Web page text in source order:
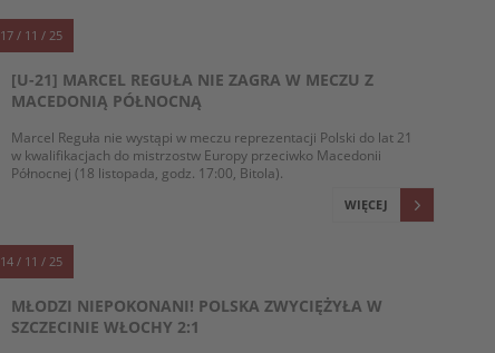
17 / 11 / 25
[U-21] MARCEL REGUŁA NIE ZAGRA W MECZU Z
MACEDONIĄ PÓŁNOCNĄ
Marcel Reguła nie wystąpi w meczu reprezentacji Polski do lat 21
w kwalifikacjach do mistrzostw Europy przeciwko Macedonii
Północnej (18 listopada, godz. 17:00, Bitola).
WIĘCEJ
14 / 11 / 25
MŁODZI NIEPOKONANI! POLSKA ZWYCIĘŻYŁA W
SZCZECINIE WŁOCHY 2:1